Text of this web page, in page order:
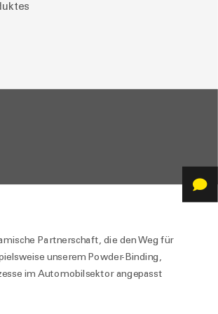
Partnerschaft, die den Weg für
unserem Powder-Binding,
im Automobilsektor angepasst